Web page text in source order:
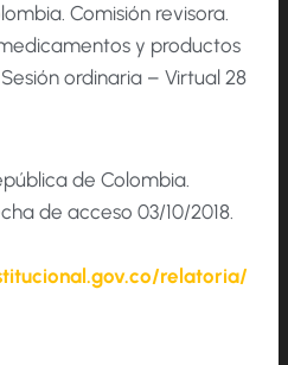
Comisión revisora.
y productos
ordinaria – Virtual 28
de Colombia.
de acceso 03/10/2018.
relatoria/